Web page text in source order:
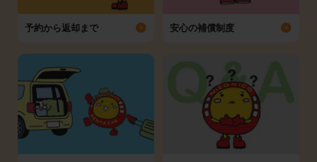
予約から返却まで 安心の補償制度